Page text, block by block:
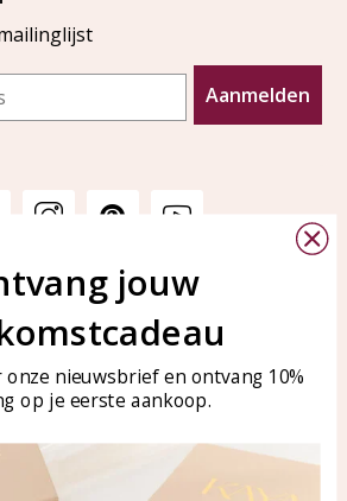
Aanmelden
KAYA Sieraden
Bellen of WhatsApp Ma-Vr
tussen 09:00-17:00
Tel: 0850003187
WhatsApp: 0850003187
klantenservice@kayasierade
jouw
onze nieuwsbrief en ontvang 10%
op je eerste aankoop.